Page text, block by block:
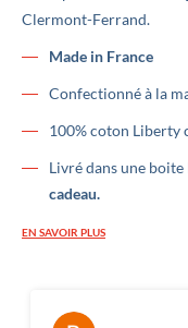
Clermont-Ferrand.
Made in France
Confectionné à la
100% coton Liberty
Livré dans une
cadeau.
EN SAVOIR PLUS